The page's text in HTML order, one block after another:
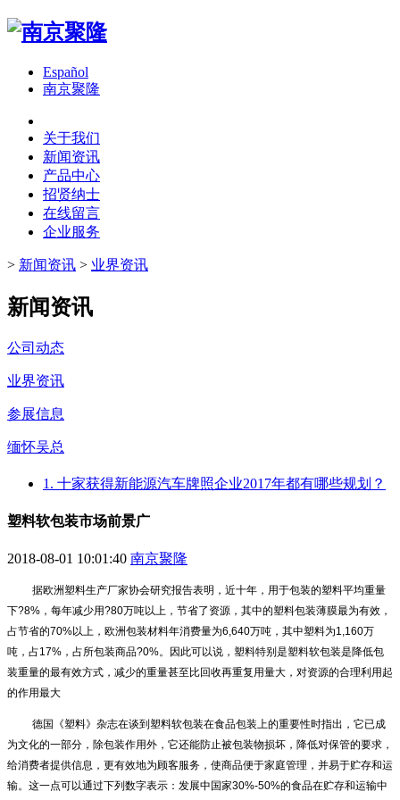
Español
南京聚隆
关于我们
新闻资讯
产品中心
招贤纳士
在线留言
企业服务
> 新闻资讯 > 业界资讯
新闻资讯
公司动态
业界资讯
参展信息
缅怀吴总
1. 十家获得新能源汽车牌照企业2017年都有哪些规划？
塑料软包装市场前景广
2018-08-01 10:01:40 南京聚隆
据欧洲塑料生产厂家协会研究报告表明，近十年，用于包装的塑料平均重量
下?8%，每年减少用?80万吨以上，节省了资源，其中的塑料包装薄膜最为有效，
占节省的70%以上，欧洲包装材料年消费量为6,640万吨，其中塑料为1,160万
吨，占17%，占所包装商品?0%。因此可以说，塑料特别是塑料软包装是降低包
装重量的最有效方式，减少的重量甚至比回收再重复用量大，对资源的合理利用起
的作用最大
德国《塑料》杂志在谈到塑料软包装在食品包装上的重要性时指出，它已成
为文化的一部分，除包装作用外，它还能防止被包装物损坏，降低对保管的要求，
给消费者提供信息，更有效地为顾客服务，使商品便于家庭管理，并易于贮存和运
输。这一点可以通过下列数字表示：发展中国家30%-50%的食品在贮存和运输中